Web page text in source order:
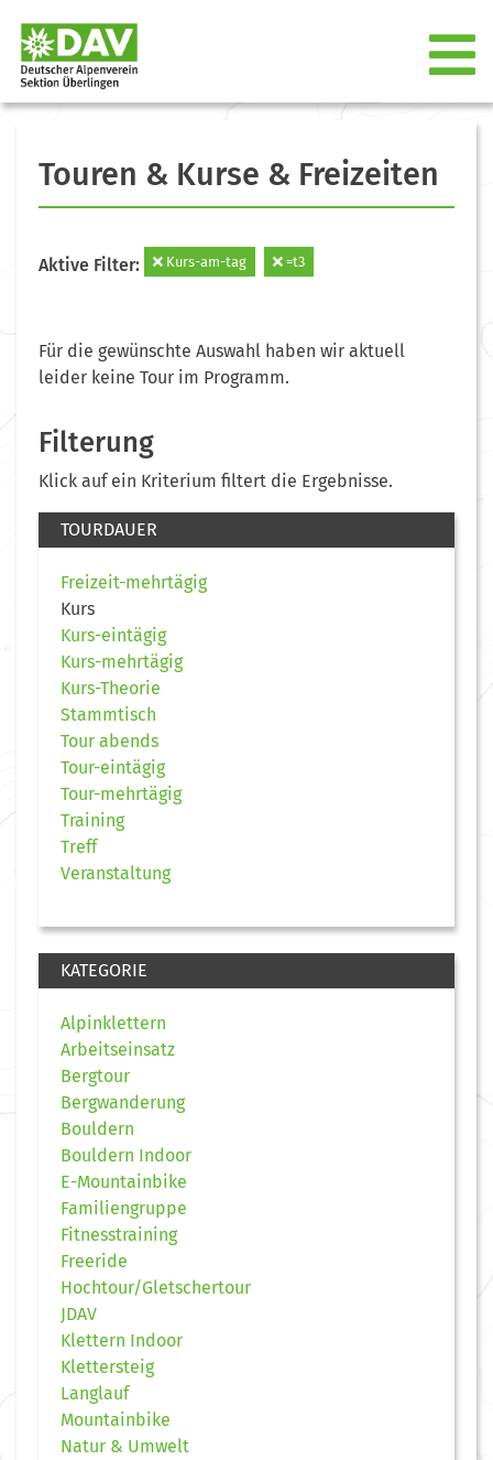
Touren & Kurse & Freizeiten
Aktive Filter: Kurs-am-tag =t3
Für die gewünschte Auswahl haben wir aktuell
leider keine Tour im Programm.
Filterung
Klick auf ein Kriterium filtert die Ergebnisse.
TOURDAUER
Freizeit-mehrtägig
Kurs
Kurs-eintägig
Kurs-mehrtägig
Kurs-Theorie
Stammtisch
Tour abends
Tour-eintägig
Tour-mehrtägig
Training
Treff
Veranstaltung
KATEGORIE
Alpinklettern
Arbeitseinsatz
Bergtour
Bergwanderung
Bouldern
Bouldern Indoor
E-Mountainbike
Familiengruppe
Fitnesstraining
Freeride
Hochtour/Gletschertour
JDAV
Klettern Indoor
Klettersteig
Langlauf
Mountainbike
Natur & Umwelt